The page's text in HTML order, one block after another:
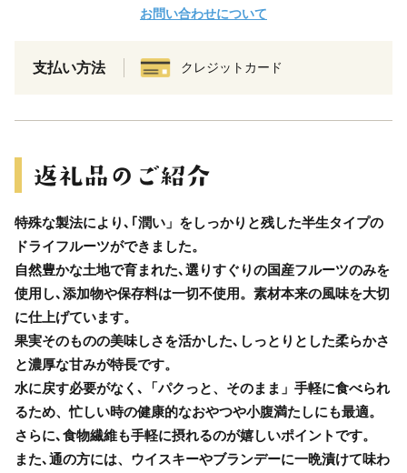
お問い合わせについて
支払い方法 クレジットカード
特殊な製法により､｢潤い」をしっかりと残した半生タイプの
ドライフルーツができました。
自然豊かな土地で育まれた､選りすぐりの国産フルーツのみを
使用し､添加物や保存料は一切不使用。素材本来の風味を大切
に仕上げています。
果実そのものの美味しさを活かした､しっとりとした柔らかさ
と濃厚な甘みが特長です。
水に戻す必要がなく､「パクっと、そのまま」手軽に食べられ
るため、忙しい時の健康的なおやつや小腹満たしにも最適。
さらに､食物繊維も手軽に摂れるのが嬉しいポイントです。
また､通の方には、ウイスキーやブランデーに一晩漬けて味わ